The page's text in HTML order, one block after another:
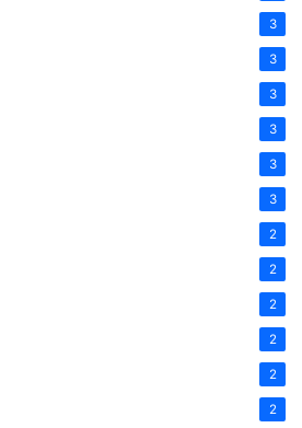
3
3
3
3
3
3
2
2
2
2
2
2